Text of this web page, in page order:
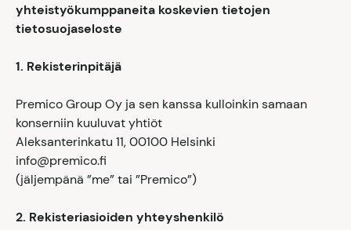
yhteistyökumppaneita koskevien tietojen
tietosuojaseloste
1. Rekisterinpitäjä
Premico Group Oy ja sen kanssa kulloinkin samaan
konserniin kuuluvat yhtiöt
Aleksanterinkatu 11, 00100 Helsinki
info@premico.fi
(jäljempänä ”me” tai ”Premico”)
2. Rekisteriasioiden yhteyshenkilö